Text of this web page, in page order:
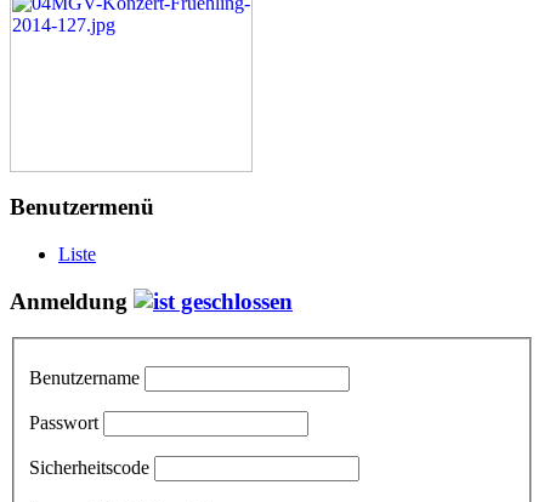
Benutzermenü
Liste
Anmeldung
Benutzername
Passwort
Sicherheitscode